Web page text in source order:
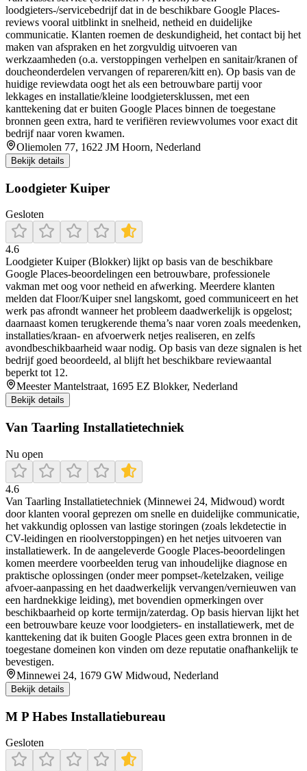
loodgieters-/servicebedrijf dat in de beschikbare Google Places-
reviews vooral uitblinkt in snelheid, netheid en duidelijke
communicatie. Klanten roemen de deskundigheid, het contact bij het
maken van afspraken en het zorgvuldig uitvoeren van
werkzaamheden (o.a. verstoppingen verhelpen en sanitair/kranen of
doucheonderdelen vervangen of repareren/kitt en). Op basis van de
huidige reviewdata oogt het als een betrouwbare partij voor
lekkages en installatie/kleine loodgietersklussen, met een
kanttekening dat er buiten Google Places binnen de toegestane
bronnen geen extra, hard te verifiëren reviewvolumes voor exact dit
bedrijf naar voren kwamen.
Oliemolen 77, 1622 JM Hoorn, Nederland
Bekijk details
Loodgieter Kuiper
Gesloten
4.6
Loodgieter Kuiper (Blokker) lijkt op basis van de beschikbare
Google Places-beoordelingen een betrouwbare, professionele
vakman met oog voor netheid en afwerking. Meerdere klanten
melden dat Floor/Kuiper snel langskomt, goed communiceert en het
werk pas afrondt wanneer het probleem daadwerkelijk is opgelost;
daarnaast komen terugkerende thema’s naar voren zoals meedenken,
installaties/kraan- en afvoerwerk netjes realiseren, en zelfs
avondbeschikbaarheid waar nodig. Op basis van deze signalen is het
bedrijf goed beoordeeld, al blijft het beschikbare reviewaantal
beperkt tot 12.
Meester Mantelstraat, 1695 EZ Blokker, Nederland
Bekijk details
Van Taarling Installatietechniek
Nu open
4.6
Van Taarling Installatietechniek (Minnewei 24, Midwoud) wordt
door klanten vooral geprezen om snelle en duidelijke communicatie,
het vakkundig oplossen van lastige storingen (zoals lekdetectie in
CV-leidingen en rioolverstoppingen) en het netjes uitvoeren van
installatiewerk. In de aangeleverde Google Places-beoordelingen
komen meerdere voorbeelden terug van inhoudelijke diagnose en
praktische oplossingen (onder meer pompset-/ketelzaken, veilige
afvoer-aanpassing en het daadwerkelijk vervangen/vernieuwen van
een hardnekkige leiding), met bovendien opmerkingen over
beschikbaarheid op korte termijn/zaterdag. Op basis hiervan lijkt het
een betrouwbare keuze voor loodgieters- en installatiewerk, met de
kanttekening dat ik buiten Google Places geen extra bronnen in de
toegestane domeinen kon vinden om deze reputatie onafhankelijk te
bevestigen.
Minnewei 24, 1679 GW Midwoud, Nederland
Bekijk details
M P Habes Installatiebureau
Gesloten